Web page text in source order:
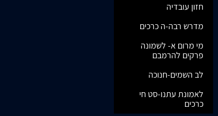
חזון עובדיה
מדרש רבה-ה כרכים
מי מרום א- לשמונה
פרקים להרמבם
לב השמים-חנוכה
לאמונת עתנו-סט חי
כרכים